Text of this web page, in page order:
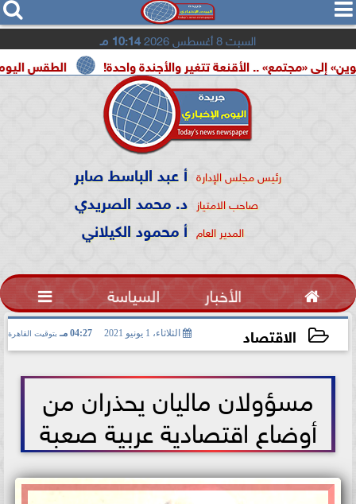
  
السبت 8 أغسطس 2026 10:14 مـ
الطقس اليوم.. شديد الحرارة .. الأقنعة تتغير والأجندة واحدة!
رئيس مجلس الإدارة أ عبد الباسط صابر
صاحب الامتياز د. محمد الصريدي
المدير العام أ محمود الكيلاني
 الأخبار السياسة 
الاقتصاد الثلاثاء، 1 يونيو 2021 04:27 مـ بتوقيت القاهرة
مسؤولان ماليان يحذران من
أوضاع اقتصادية عربية صعبة